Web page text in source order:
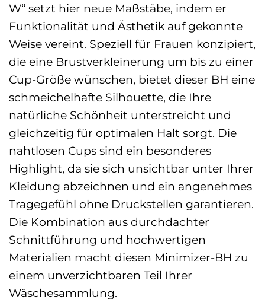
W“ setzt hier neue Maßstäbe, indem er
Funktionalität und Ästhetik auf gekonnte
Weise vereint. Speziell für Frauen konzipiert,
die eine Brustverkleinerung um bis zu einer
Cup-Größe wünschen, bietet dieser BH eine
schmeichelhafte Silhouette, die Ihre
natürliche Schönheit unterstreicht und
gleichzeitig für optimalen Halt sorgt. Die
nahtlosen Cups sind ein besonderes
Highlight, da sie sich unsichtbar unter Ihrer
Kleidung abzeichnen und ein angenehmes
Tragegefühl ohne Druckstellen garantieren.
Die Kombination aus durchdachter
Schnittführung und hochwertigen
Materialien macht diesen Minimizer-BH zu
einem unverzichtbaren Teil Ihrer
Wäschesammlung.